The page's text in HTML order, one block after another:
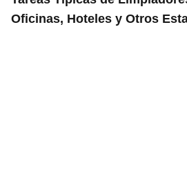
Oficinas, Hoteles y Otros